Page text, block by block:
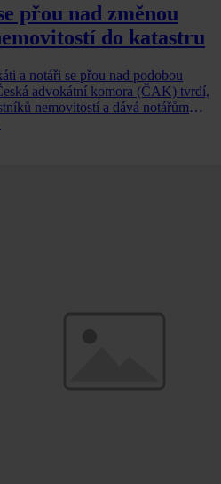
přou nad změnou
do katastru
a notáři se přou nad podobou
advokátní komora (ČAK) tvrdí,
nemovitostí a dává notářům